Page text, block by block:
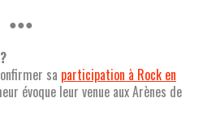
●●●
sa participation à Rock en
évoque leur venue aux Arènes de